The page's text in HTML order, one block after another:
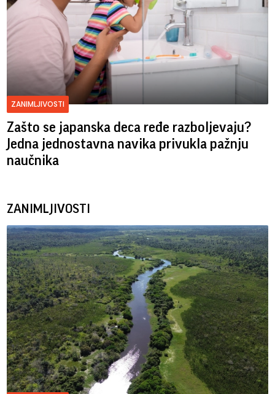
ZANIMLJIVOSTI
Zašto se japanska deca ređe razboljevaju?
Jedna jednostavna navika privukla pažnju
naučnika
ZANIMLJIVOSTI